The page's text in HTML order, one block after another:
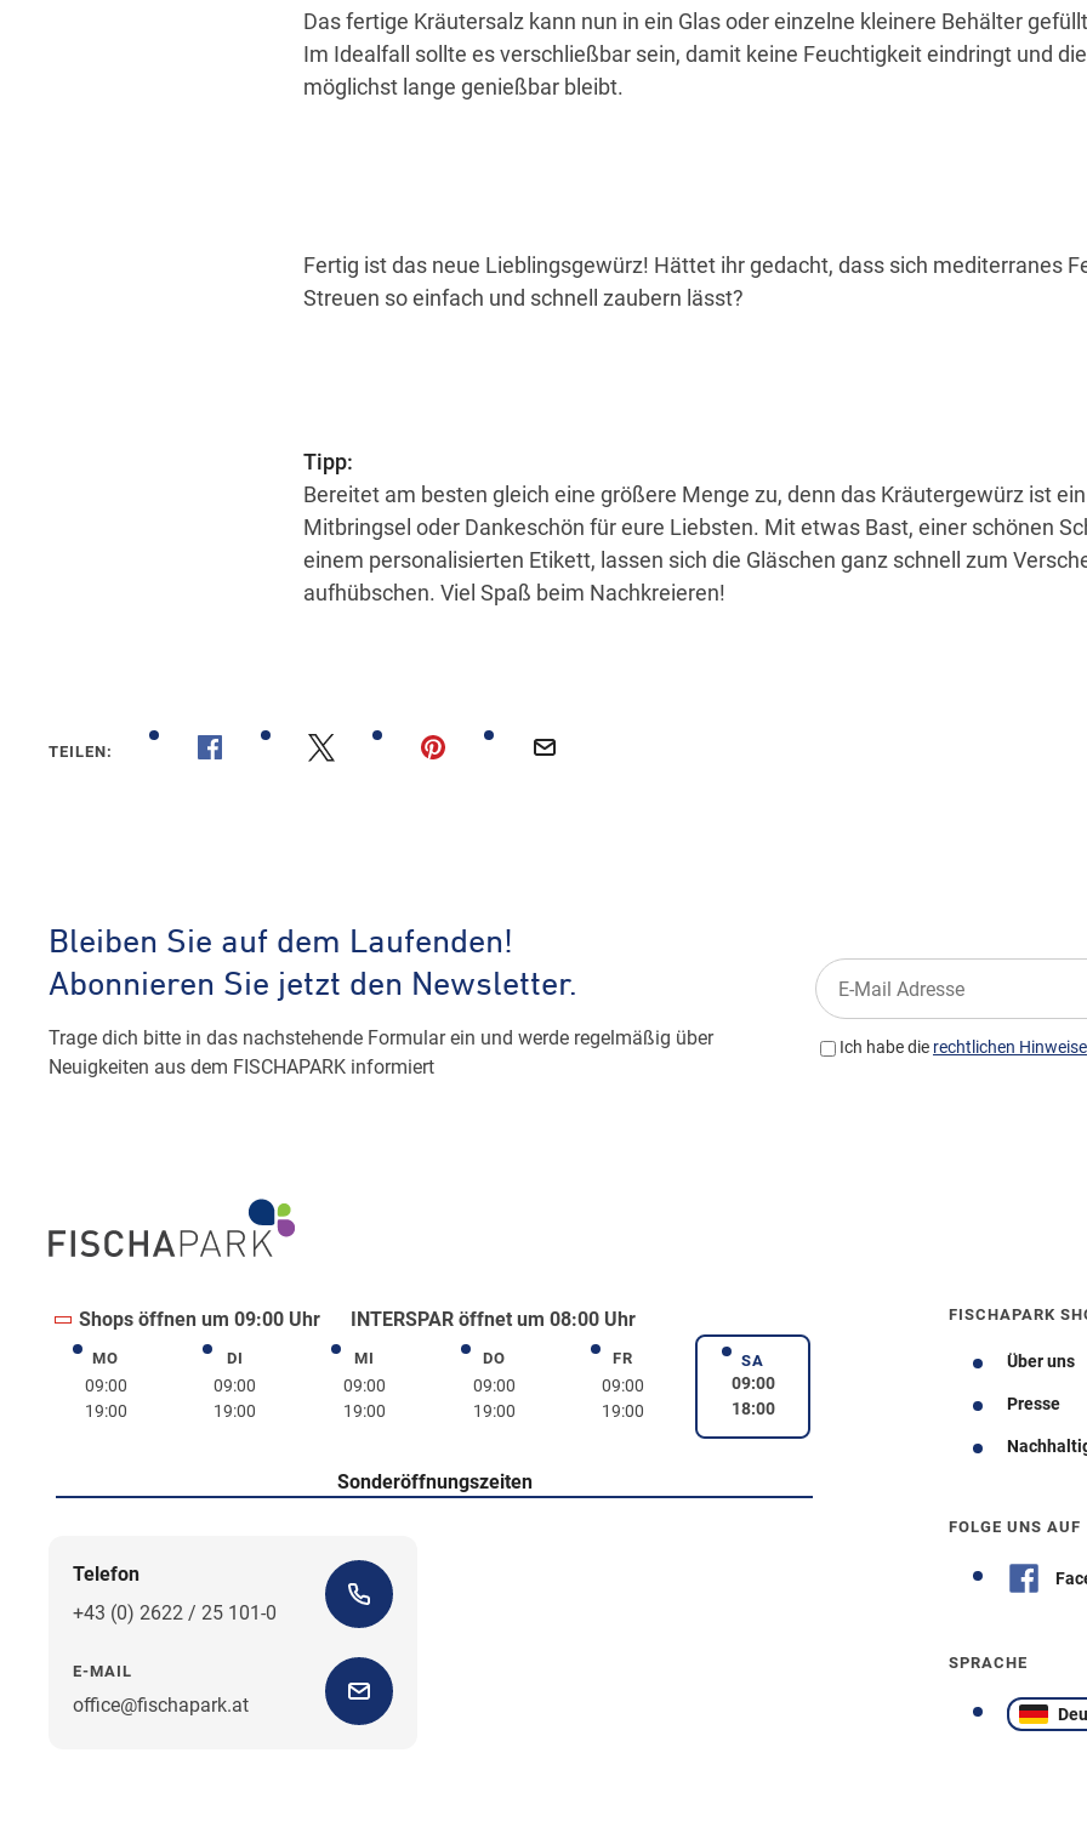
Das fertige Kräutersalz kann nun in ein Glas oder einzelne kleinere Behälter
Im Idealfall sollte es verschließbar sein, damit keine Feuchtigkeit eindringt und
möglichst lange genießbar bleibt.
Fertig ist das neue Lieblingsgewürz! Hättet ihr gedacht, dass sich mediterranes
Streuen so einfach und schnell zaubern lässt?
Tipp:
Bereitet am besten gleich eine größere Menge zu, denn das Kräutergewürz ist
Mitbringsel oder Dankeschön für eure Liebsten. Mit etwas Bast, einer schönen
einem personalisierten Etikett, lassen sich die Gläschen ganz schnell zum
aufhübschen. Viel Spaß beim Nachkreieren!
TEILEN:
Shops öffnen um 09:00 Uhr INTERSPAR öffnet um 08:00 Uhr
MOMontag
09:00
19:00
DIDienstag
09:00
19:00
MIMittwoch
09:00
19:00
DODonnerstag
09:00
19:00
FRFreitag
09:00
19:00
SASamstag
09:00
18:00
Sonderöffnungszeiten
Telefon
+43 (0) 2622 / 25 101-0
E-MAIL
office@fischapark.at
FISCHAPARK
Über uns
Presse
FOLGE UNS AUF
SPRACHE